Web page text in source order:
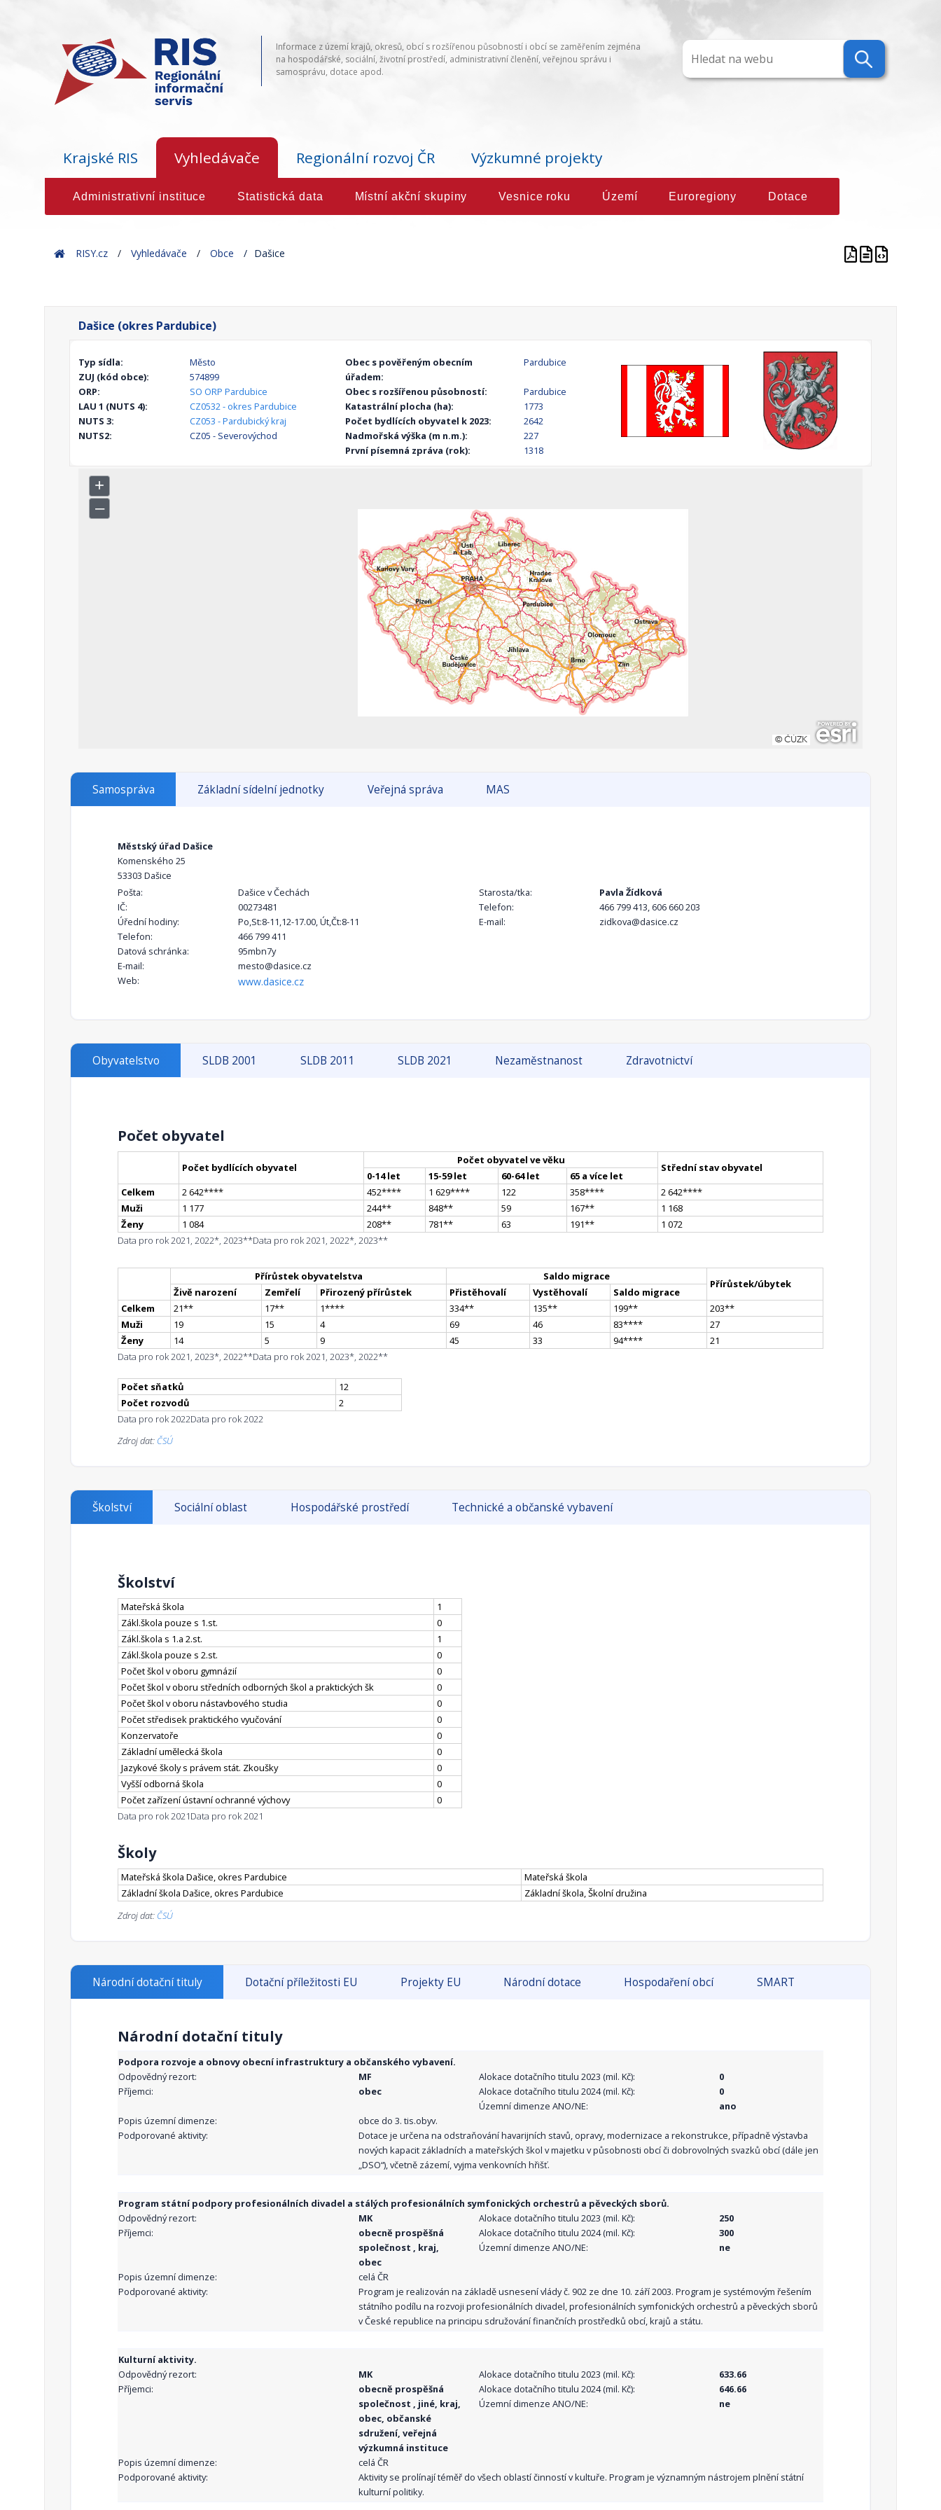
Informace z území krajů, okresů, obcí s rozšířenou působností i obcí se zaměřením zejména
na hospodářské, sociální, životní prostředí, administrativní členění, veřejnou správu i
samosprávu, dotace apod.
Krajské RIS Vyhledávače Regionální rozvoj ČR Výzkumné projekty
Administrativní instituce Statistická data Místní akční skupiny Vesnice roku Území Euroregiony Dotace
HomeRISY.cz Vyhledávače Obce Dašice
Dašice (okres Pardubice)
Typ sídla:
Město
ZUJ (kód obce):
574899
ORP:
SO ORP Pardubice
LAU 1 (NUTS 4):
CZ0532 - okres Pardubice
NUTS 3:
CZ053 - Pardubický kraj
NUTS2:
CZ05 - Severovýchod
Obec s pověřeným obecním
úřadem:
Pardubice
Obec s rozšířenou působností:
Pardubice
Katastrální plocha (ha):
1773
Počet bydlících obyvatel k 2023:
2642
Nadmořská výška (m n.m.):
227
První písemná zpráva (rok):
1318
Samospráva Základní sídelní jednotky Veřejná správa MAS
Městský úřad Dašice
Komenského 25
53303 Dašice
Pošta:
Dašice v Čechách
IČ:
00273481
Úřední hodiny:
Po,St:8-11,12-17.00, Út,Čt:8-11
Telefon:
466 799 411
Datová schránka:
95mbn7y
E-mail:
mesto@dasice.cz
Web:
www.dasice.cz
Starosta/tka:
Pavla Žídková
Telefon:
466 799 413, 606 660 203
E-mail:
zidkova@dasice.cz
Obyvatelstvo SLDB 2001 SLDB 2011 SLDB 2021 Nezaměstnanost Zdravotnictví
Počet obyvatel
Počet bydlících obyvatel
Počet obyvatel ve věku
Střední stav obyvatel
0-14 let 15-59 let 60-64 let
65 a více let
Celkem
2 642**** 452**** 1 629**** 122 358**** 2 642****
Muži
1 177 244** 848** 59 167**
1 168
Ženy
1 084 208** 781** 63 191**
1 072
Data pro rok 2021, 2022*, 2023**Data pro rok 2021, 2022*, 2023**
Přírůstek obyvatelstva Saldo migrace
Přírůstek/úbytek
Živě narození Zemřelí Přirozený přírůstek Přistěhovalí Vystěhovalí
Saldo migrace
Celkem
21** 17** 1**** 334** 135** 199** 203**
Muži
19 15 4 69 46 83****
27
Ženy
14 5 9 45 33 94****
21
Data pro rok 2021, 2023*, 2022**Data pro rok 2021, 2023*, 2022**
Počet sňatků
12
Počet rozvodů
2
Data pro rok 2022Data pro rok 2022
Zdroj dat: ČSÚ
Školství Sociální oblast Hospodářské prostředí Technické a občanské vybavení
Školství
Mateřská škola
1
Zákl.škola pouze s 1.st.
0
Zákl.škola s 1.a 2.st.
1
Zákl.škola pouze s 2.st.
0
Počet škol v oboru gymnázií
0
Počet škol v oboru středních odborných škol a praktických šk
0
Počet škol v oboru nástavbového studia
0
Počet středisek praktického vyučování
0
Konzervatoře
0
Základní umělecká škola
0
Jazykové školy s právem stát. Zkoušky
0
Vyšší odborná škola
0
Počet zařízení ústavní ochranné výchovy
0
Data pro rok 2021Data pro rok 2021
Školy
Mateřská škola Dašice, okres Pardubice
Mateřská škola
Základní škola Dašice, okres Pardubice
Základní škola, Školní družina
Zdroj dat: ČSÚ
Národní dotační tituly Dotační příležitosti EU Projekty EU Národní dotace Hospodaření obcí SMART
Národní dotační tituly
Podpora rozvoje a obnovy obecní infrastruktury a občanského vybavení.
Odpovědný rezort:
MF
Příjemci:
obec
Alokace dotačního titulu 2023 (mil. Kč):
0
Alokace dotačního titulu 2024 (mil. Kč):
0
Územní dimenze ANO/NE:
ano
Popis územní dimenze:
obce do 3. tis.obyv.
Podporované aktivity:
Dotace je určena na odstraňování havarijních stavů, opravy, modernizace a rekonstrukce, případně výstavba
nových kapacit základních a mateřských škol v majetku v působnosti obcí či dobrovolných svazků obcí (dále jen
„DSO“), včetně zázemí, vyjma venkovních hřišť.
Program státní podpory profesionálních divadel a stálých profesionálních symfonických orchestrů a pěveckých sborů.
Odpovědný rezort:
MK
Příjemci:
obecně prospěšná
společnost , kraj,
obec
Alokace dotačního titulu 2023 (mil. Kč):
250
Alokace dotačního titulu 2024 (mil. Kč):
300
Územní dimenze ANO/NE:
ne
Popis územní dimenze:
celá ČR
Podporované aktivity:
Program je realizován na základě usnesení vlády č. 902 ze dne 10. září 2003. Program je systémovým řešením
státního podílu na rozvoji profesionálních divadel, profesionálních symfonických orchestrů a pěveckých sborů
v České republice na principu sdružování finančních prostředků obcí, krajů a státu.
Kulturní aktivity.
Odpovědný rezort:
MK
Příjemci:
obecně prospěšná
společnost , jiné, kraj,
obec, občanské
sdružení, veřejná
výzkumná instituce
Alokace dotačního titulu 2023 (mil. Kč):
633.66
Alokace dotačního titulu 2024 (mil. Kč):
646.66
Územní dimenze ANO/NE:
ne
Popis územní dimenze:
celá ČR
Podporované aktivity:
Aktivity se prolínají téměř do všech oblastí činností v kultuře. Program je významným nástrojem plnění státní
kulturní politiky.